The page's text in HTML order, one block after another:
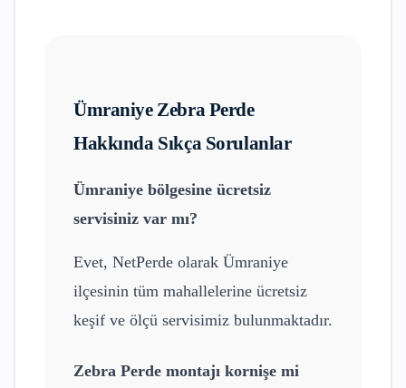
Ümraniye Zebra Perde
Hakkında Sıkça Sorulanlar
Ümraniye bölgesine ücretsiz
servisiniz var mı?
Evet, NetPerde olarak Ümraniye
ilçesinin tüm mahallelerine ücretsiz
keşif ve ölçü servisimiz bulunmaktadır.
Zebra Perde montajı kornişe mi